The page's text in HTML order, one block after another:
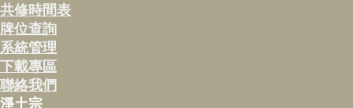
共修時間表
牌位查詢
系統管理
下載專區
聯絡我們
淨土宗